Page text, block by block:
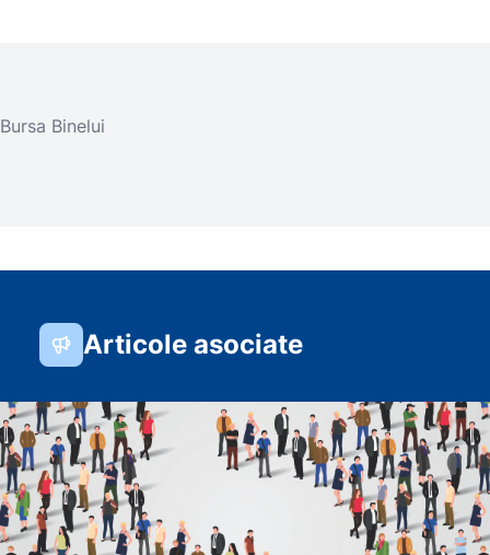
Bursa Binelui
Articole asociate